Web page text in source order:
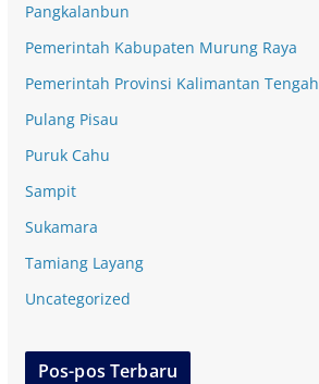
Pangkalanbun
Pemerintah Kabupaten Murung Raya
Pemerintah Provinsi Kalimantan Tengah
Pulang Pisau
Puruk Cahu
Sampit
Sukamara
Tamiang Layang
Uncategorized
Pos-pos Terbaru